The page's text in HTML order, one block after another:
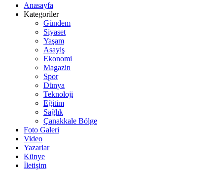
Anasayfa
Kategoriler
Gündem
Siyaset
Yaşam
Asayiş
Ekonomi
Magazin
Spor
Dünya
Teknoloji
Eğitim
Sağlık
Çanakkale Bölge
Foto Galeri
Video
Yazarlar
Künye
İletişim